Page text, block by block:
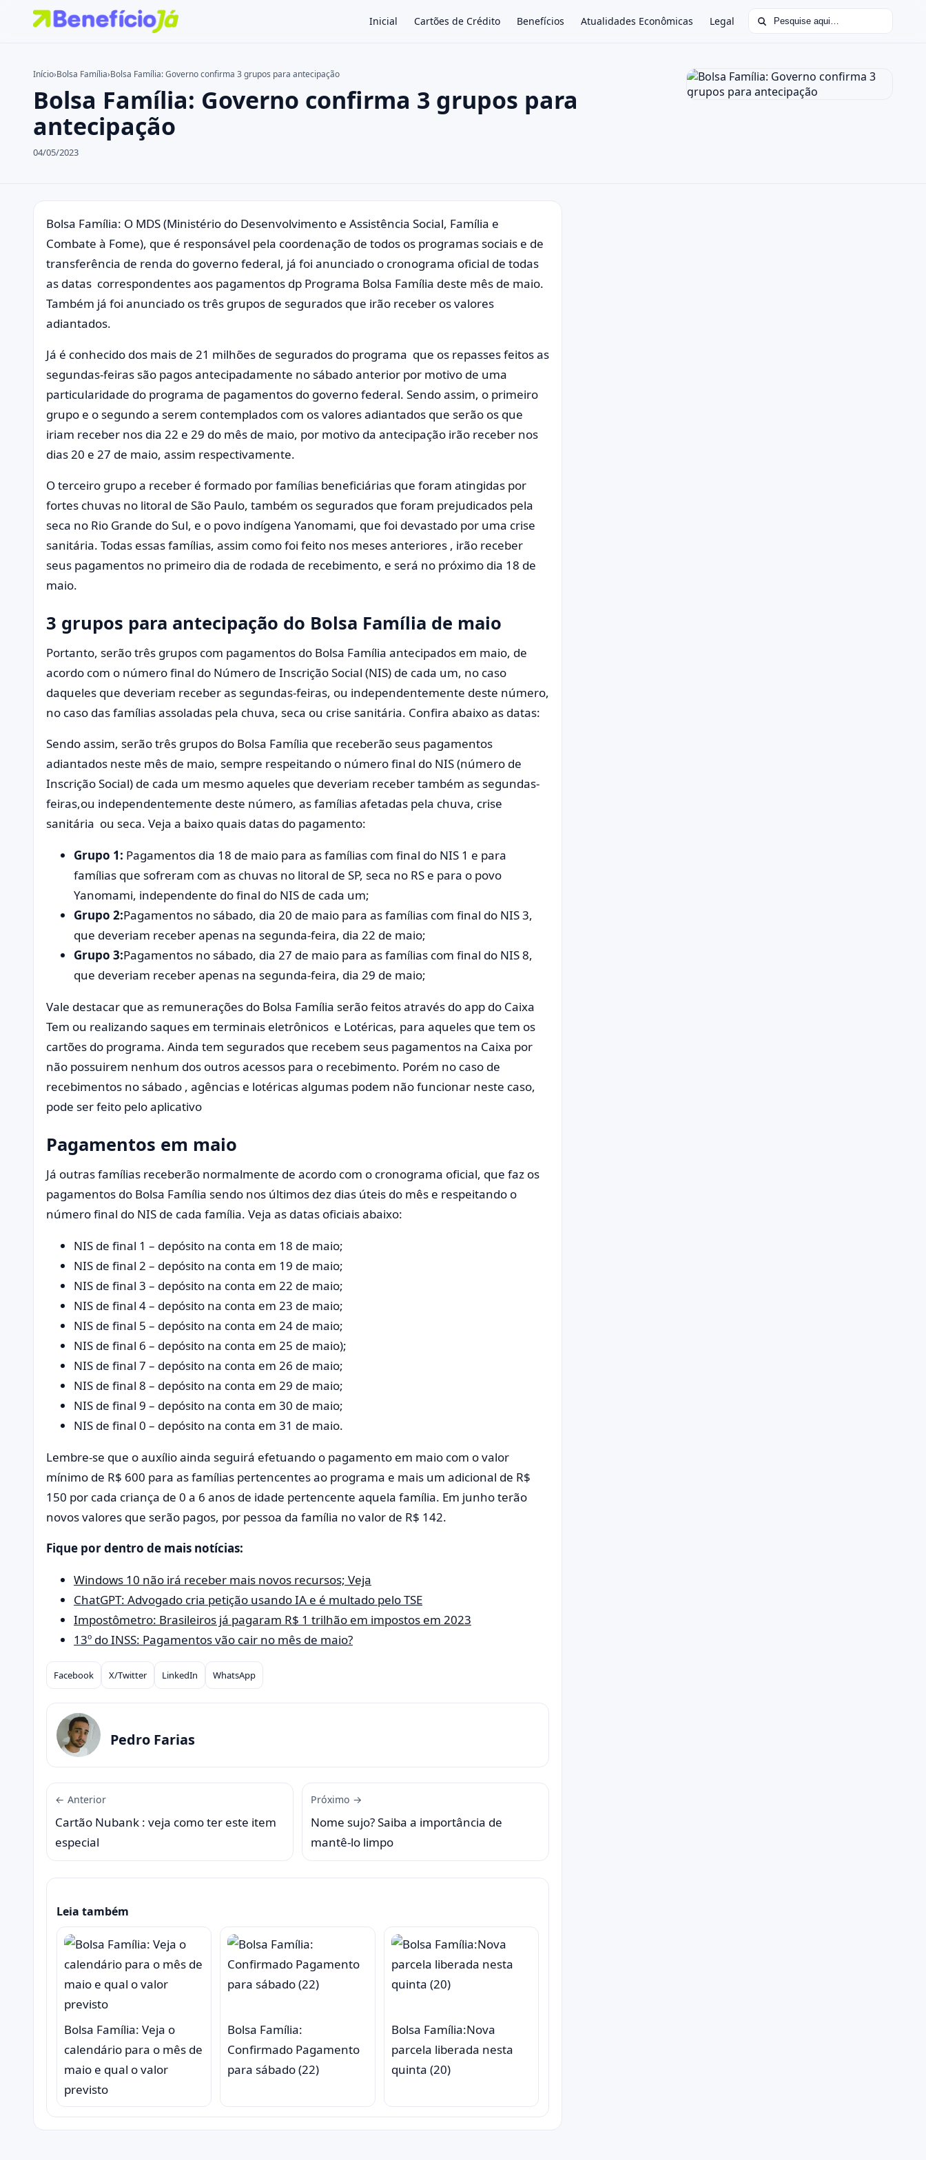
Inicial Cartões de Crédito Benefícios Atualidades Econômicas Legal Buscar por:
Buscar no site ×
Buscar por:
Pressione Enter para buscar ou ESC para fechar.
Início›Bolsa Família›Bolsa Família: Governo confirma 3 grupos para antecipação
Bolsa Família: Governo confirma 3 grupos para
antecipação
04/05/2023
Bolsa Família: O MDS (Ministério do Desenvolvimento e Assistência Social, Família e
Combate à Fome), que é responsável pela coordenação de todos os programas sociais e de
transferência de renda do governo federal, já foi anunciado o cronograma oficial de todas
as datas correspondentes aos pagamentos dp Programa Bolsa Família deste mês de maio.
Também já foi anunciado os três grupos de segurados que irão receber os valores
adiantados.
Já é conhecido dos mais de 21 milhões de segurados do programa que os repasses feitos as
segundas-feiras são pagos antecipadamente no sábado anterior por motivo de uma
particularidade do programa de pagamentos do governo federal. Sendo assim, o primeiro
grupo e o segundo a serem contemplados com os valores adiantados que serão os que
iriam receber nos dia 22 e 29 do mês de maio, por motivo da antecipação irão receber nos
dias 20 e 27 de maio, assim respectivamente.
O terceiro grupo a receber é formado por famílias beneficiárias que foram atingidas por
fortes chuvas no litoral de São Paulo, também os segurados que foram prejudicados pela
seca no Rio Grande do Sul, e o povo indígena Yanomami, que foi devastado por uma crise
sanitária. Todas essas famílias, assim como foi feito nos meses anteriores , irão receber
seus pagamentos no primeiro dia de rodada de recebimento, e será no próximo dia 18 de
maio.
3 grupos para antecipação do Bolsa Família de maio
Portanto, serão três grupos com pagamentos do Bolsa Família antecipados em maio, de
acordo com o número final do Número de Inscrição Social (NIS) de cada um, no caso
daqueles que deveriam receber as segundas-feiras, ou independentemente deste número,
no caso das famílias assoladas pela chuva, seca ou crise sanitária. Confira abaixo as datas:
Sendo assim, serão três grupos do Bolsa Família que receberão seus pagamentos
adiantados neste mês de maio, sempre respeitando o número final do NIS (número de
Inscrição Social) de cada um mesmo aqueles que deveriam receber também as segundas-
feiras,ou independentemente deste número, as famílias afetadas pela chuva, crise
sanitária ou seca. Veja a baixo quais datas do pagamento:
Grupo 1: Pagamentos dia 18 de maio para as famílias com final do NIS 1 e para
famílias que sofreram com as chuvas no litoral de SP, seca no RS e para o povo
Yanomami, independente do final do NIS de cada um;
Grupo 2:Pagamentos no sábado, dia 20 de maio para as famílias com final do NIS 3,
que deveriam receber apenas na segunda-feira, dia 22 de maio;
Grupo 3:Pagamentos no sábado, dia 27 de maio para as famílias com final do NIS 8,
que deveriam receber apenas na segunda-feira, dia 29 de maio;
Vale destacar que as remunerações do Bolsa Família serão feitos através do app do Caixa
Tem ou realizando saques em terminais eletrônicos e Lotéricas, para aqueles que tem os
cartões do programa. Ainda tem segurados que recebem seus pagamentos na Caixa por
não possuirem nenhum dos outros acessos para o recebimento. Porém no caso de
recebimentos no sábado , agências e lotéricas algumas podem não funcionar neste caso,
pode ser feito pelo aplicativo
Pagamentos em maio
Já outras famílias receberão normalmente de acordo com o cronograma oficial, que faz os
pagamentos do Bolsa Família sendo nos últimos dez dias úteis do mês e respeitando o
número final do NIS de cada família. Veja as datas oficiais abaixo:
NIS de final 1 – depósito na conta em 18 de maio;
NIS de final 2 – depósito na conta em 19 de maio;
NIS de final 3 – depósito na conta em 22 de maio;
NIS de final 4 – depósito na conta em 23 de maio;
NIS de final 5 – depósito na conta em 24 de maio;
NIS de final 6 – depósito na conta em 25 de maio);
NIS de final 7 – depósito na conta em 26 de maio;
NIS de final 8 – depósito na conta em 29 de maio;
NIS de final 9 – depósito na conta em 30 de maio;
NIS de final 0 – depósito na conta em 31 de maio.
Lembre-se que o auxílio ainda seguirá efetuando o pagamento em maio com o valor
mínimo de R$ 600 para as famílias pertencentes ao programa e mais um adicional de R$
150 por cada criança de 0 a 6 anos de idade pertencente aquela família. Em junho terão
novos valores que serão pagos, por pessoa da família no valor de R$ 142.
Fique por dentro de mais notícias:
Windows 10 não irá receber mais novos recursos; Veja
ChatGPT: Advogado cria petição usando IA e é multado pelo TSE
Impostômetro: Brasileiros já pagaram R$ 1 trilhão em impostos em 2023
13º do INSS: Pagamentos vão cair no mês de maio?
Compartilhar
Facebook X/Twitter LinkedIn WhatsApp
Pedro Farias
← Anterior
Cartão Nubank : veja como ter este item
especial
Próximo →
Nome sujo? Saiba a importância de
mantê-lo limpo
Leia também
Bolsa Família: Veja o
calendário para o mês de
maio e qual o valor
previsto
Bolsa Família:
Confirmado Pagamento
para sábado (22)
Bolsa Família:Nova
parcela liberada nesta
quinta (20)